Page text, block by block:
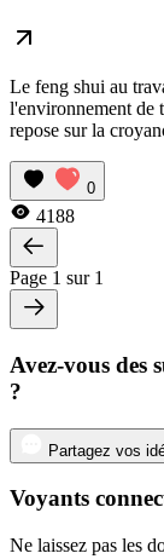
Le feng shui au
l'environnement de
repose sur la
0
4188
Page 1 sur 1
Avez-vous des
?
Partagez vos
Voyants
Ne laissez pas les